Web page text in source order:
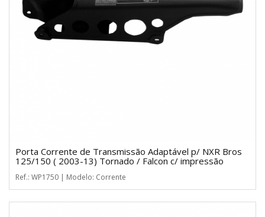
Porta Corrente de Transmissão Adaptável p/ NXR Bros
125/150 ( 2003-13) Tornado / Falcon c/ impressão
Ref.: WP1750 | Modelo: Corrente